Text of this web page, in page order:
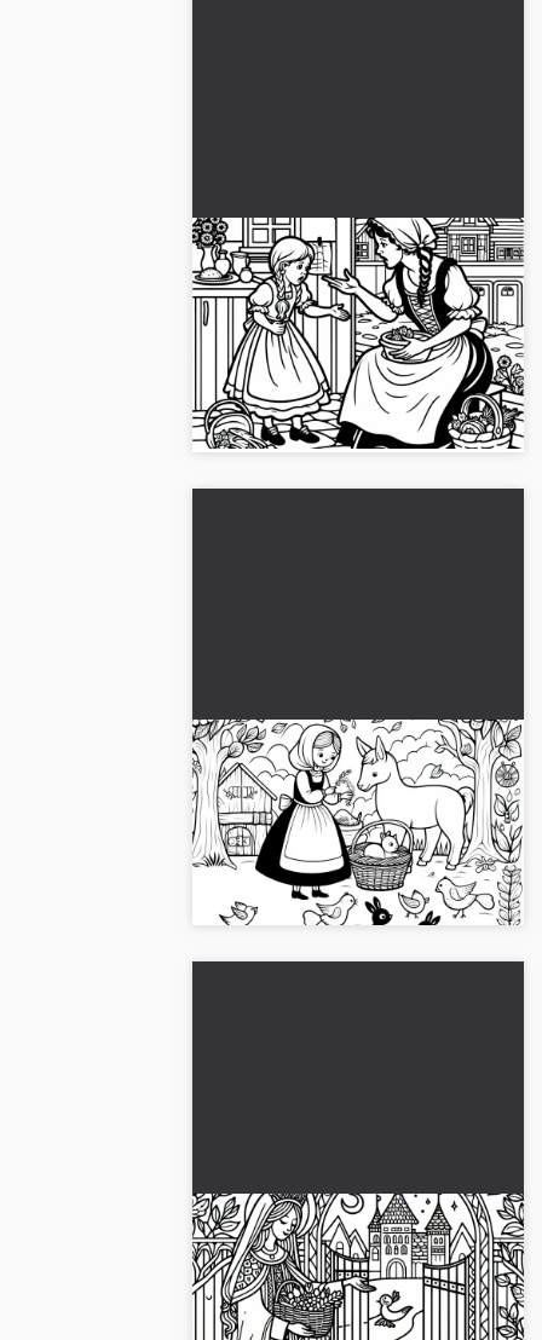
Flitse dochter wordt door
stiefmoeder afgewezen –
Vrouw Holle kleurplaat gratis
Haal de mooie kleurplaat van de
ijverige dochter uit Vrouw Holle.
Download de afbeelding gratis en
begin met kleuren!...
Dieren in de sprookjes: Vrouw
Holle helpt de ijverige
dochter – Gratis kleurplaat
Breng kleur in het spel met onze gratis
kleurplaat van Frau Holle. Download nu
de afbeelding en kleur hem in!...
Mevrouw Holle neemt haar
ijverige dochter bij de poort
afscheid – Kleurplaat gratis
Beleef de afscheidsscène uit vrouw
Holle met onze gratis kleurplaat.